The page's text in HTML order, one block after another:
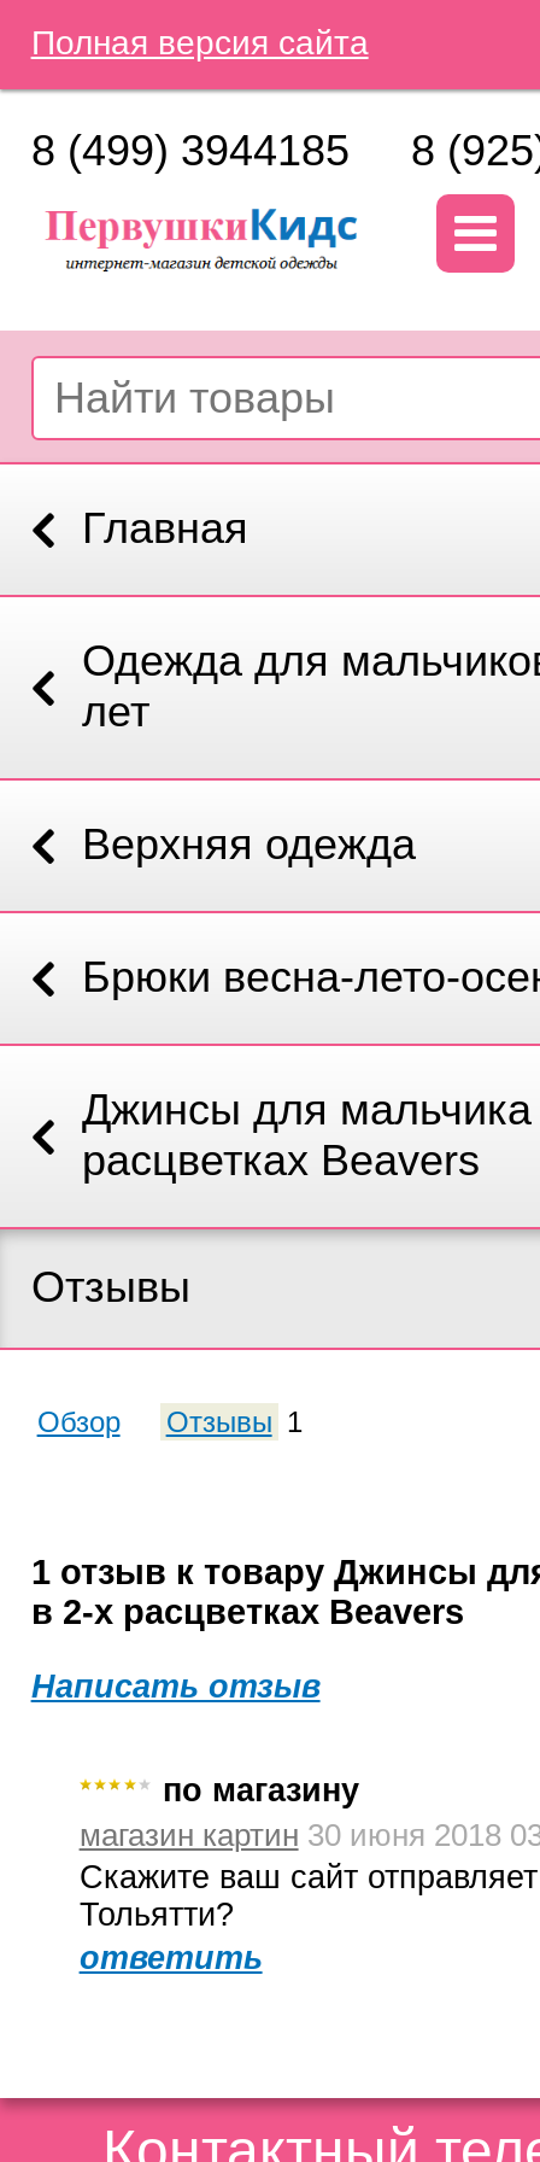
Полная версия сайта
8 (499) 3944185 8
Главная
Одежда для
лет
Верхняя одежда
Брюки весна-лето-
Джинсы для мальчика
расцветках Beavers
Отзывы
Обзор Отзывы 1
1 отзыв к товару Джинсы
в 2-х расцветках Beavers
Написать отзыв
по магазину
магазин картин 30 июня 2018
Скажите ваш сайт
Тольятти?
ответить